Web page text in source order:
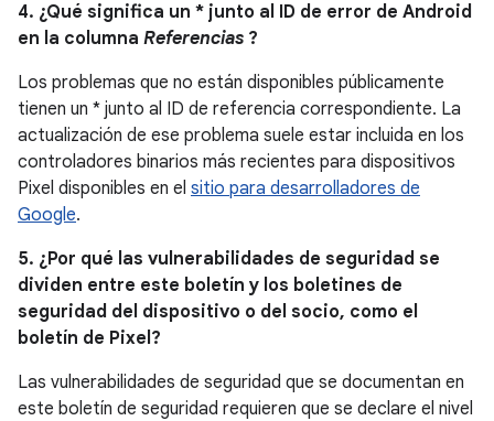
4. ¿Qué significa un * junto al ID de error de Android
en la columna Referencias ?
Los problemas que no están disponibles públicamente
tienen un * junto al ID de referencia correspondiente. La
actualización de ese problema suele estar incluida en los
controladores binarios más recientes para dispositivos
Pixel disponibles en el sitio para desarrolladores de
Google.
5. ¿Por qué las vulnerabilidades de seguridad se
dividen entre este boletín y los boletines de
seguridad del dispositivo o del socio, como el
boletín de Pixel?
Las vulnerabilidades de seguridad que se documentan en
este boletín de seguridad requieren que se declare el nivel